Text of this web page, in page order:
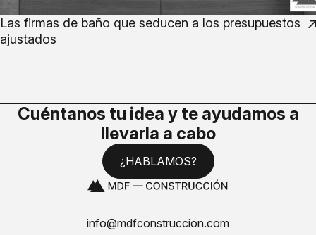
Las firmas de baño que seducen a los presupuestos
ajustados
Cuéntanos tu idea y te ayudamos a
llevarla a cabo
¿HABLAMOS?
info@mdfconstruccion.com